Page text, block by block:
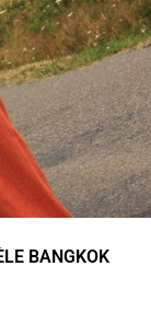
BANGKOK